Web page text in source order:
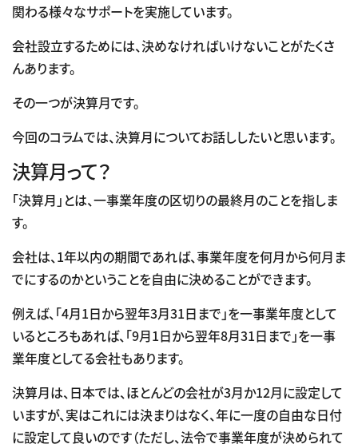
関わる様々なサポートを実施しています。
会社設立するためには、決めなければいけないことがたくさ
んあります。
その一つが決算月です。
今回のコラムでは、決算月についてお話ししたいと思います。
決算月って？
「決算月」とは、一事業年度の区切りの最終月のことを指しま
す。
会社は、1年以内の期間であれば、事業年度を何月から何月ま
でにするのかということを自由に決めることができます。
例えば、「4月1日から翌年3月31日まで」を一事業年度として
いるところもあれば、「9月1日から翌年8月31日まで」を一事
業年度としてる会社もあります。
決算月は、日本では、ほとんどの会社が3月か12月に設定して
いますが、実はこれには決まりはなく、年に一度の自由な日付
に設定して良いのです（ただし、法令で事業年度が決められて